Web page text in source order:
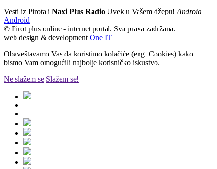
Vesti iz Pirota i
Android
© Pirot plus online - internet portal. Sva prava zadržana.
Obaveštavamo Vas da koristimo kolačiće (eng. Cookies) kako